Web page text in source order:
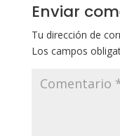
Enviar
Tu dirección de
Los campos